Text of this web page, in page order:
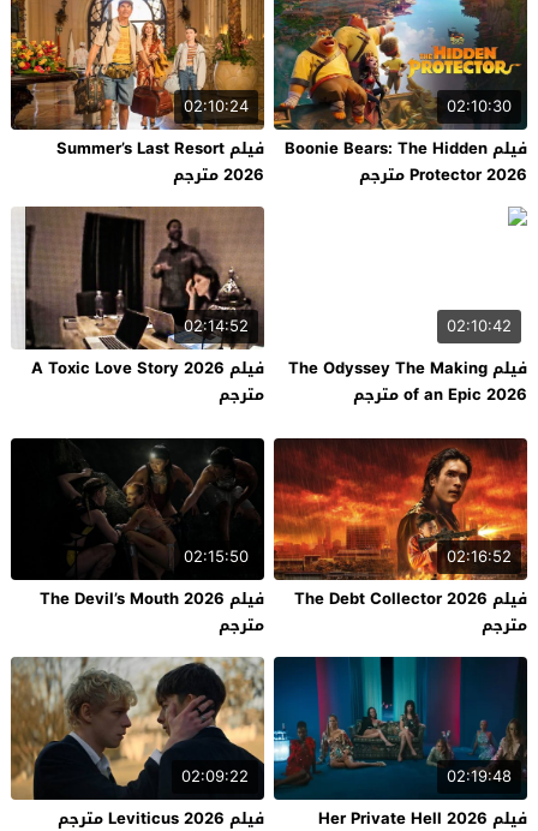
02:10:30
فيلم Boonie Bears: The Hidden
Protector 2026 مترجم
02:10:24
فيلم Summer’s Last Resort
2026 مترجم
02:10:42
فيلم The Odyssey The Making
of an Epic 2026 مترجم
02:14:52
فيلم A Toxic Love Story 2026
مترجم
02:16:52
فيلم The Debt Collector 2026
مترجم
02:15:50
فيلم The Devil’s Mouth 2026
مترجم
02:19:48
فيلم Her Private Hell 2026
02:09:22
فيلم Leviticus 2026 مترجم